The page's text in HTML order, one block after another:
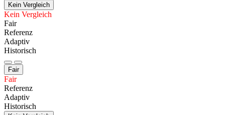
Kein Vergleich
Kein Vergleich
Fair
Referenz
Adaptiv
Historisch
Fair
Fair
Referenz
Adaptiv
Historisch